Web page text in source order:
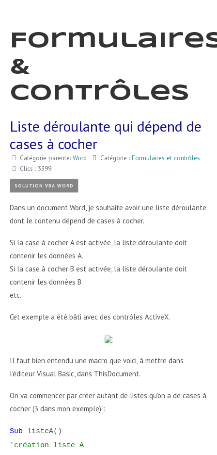
&
contrôles
Liste déroulante qui dépend de
cases à cocher
Catégorie parente: Word Catégorie : Formulaires et contrôles
Clics : 3399
SOLUTION VBA WORD
Dans un document Word, je souhaite avoir une liste déroulante
dont le contenu dépend de cases à cocher.
Si la case à cocher A est activée, la liste déroulante doit
contenir les données A.
Si la case à cocher B est activée, la liste déroulante doit
contenir les données B.
etc.
Cet exemple a été bâti avec des contrôles ActiveX.
Il faut bien entendu une macro que voici, à mettre dans
l'éditeur Visual Basic, dans ThisDocument.
On va commencer par créer autant de listes qu'on a de cases à
cocher (3 dans mon exemple) :
Sub listeA()
'création liste A